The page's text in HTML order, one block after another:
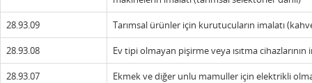
28.93.09 Tarımsal ürünler için kurutucuların imalatı
28.93.08 Ev tipi olmayan pişirme veya ısıtma
28.93.07 Ekmek ve diğer unlu mamuller için elektrikli